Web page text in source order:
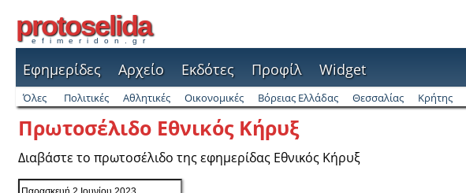
protoselida
efimeridon.gr
Εφημερίδες Αρχείο Εκδότες Προφίλ Widget
Όλες Πολιτικές Αθλητικές Οικονομικές Βόρειας Ελλάδας Θεσσαλίας Κρήτης
Πρωτοσέλιδο Εθνικός Κήρυξ
Διαβάστε το πρωτοσέλιδο της εφημερίδας Εθνικός Κήρυξ